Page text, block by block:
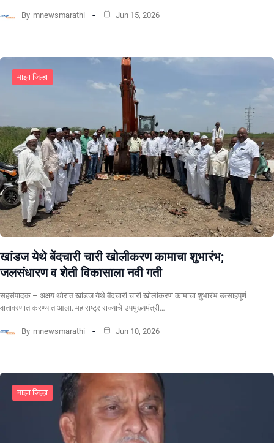
By mnewsmarathi Jun 15, 2026
माझा जिल्हा
खांडज येथे बेंदचारी चारी खोलीकरण कामाचा शुभारंभ;
जलसंधारण व शेती विकासाला नवी गती
सहसंपादक – अक्षय थोरात खांडज येथे बेंदचारी चारी खोलीकरण कामाचा शुभारंभ उत्साहपूर्ण
वातावरणात करण्यात आला. महाराष्ट्र राज्याचे उपमुख्यमंत्री…
By mnewsmarathi Jun 10, 2026
माझा जिल्हा